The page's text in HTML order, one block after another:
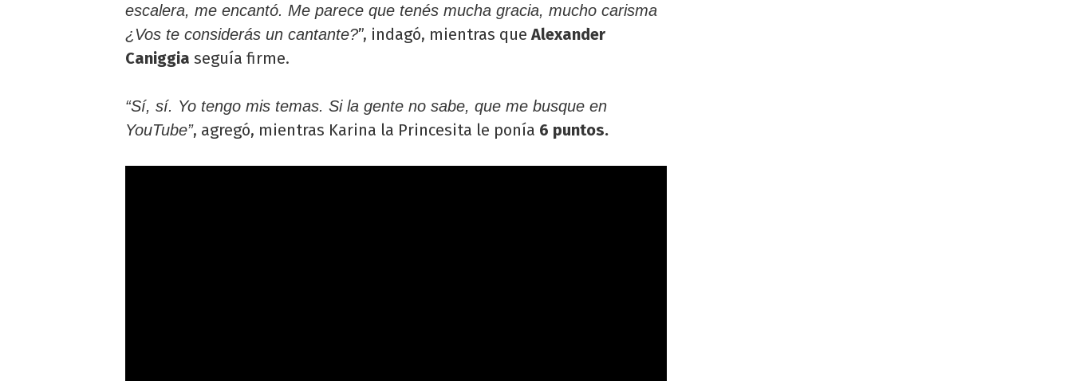
escalera, me encantó. Me parece que tenés mucha gracia, mucho carisma
¿Vos te considerás un cantante?”, indagó, mientras que Alexander
Caniggia seguía firme.
“Sí, sí. Yo tengo mis temas. Si la gente no sabe, que me busque en
YouTube”, agregó, mientras Karina la Princesita le ponía 6 puntos.